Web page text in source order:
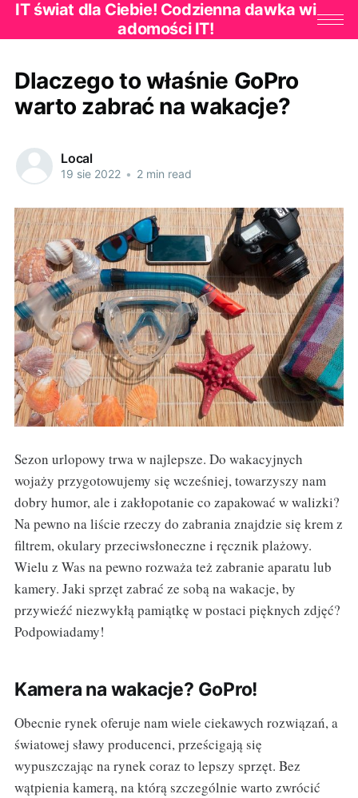
IT świat dla Ciebie! Codzienna dawka wi
adomości IT!
Dlaczego to właśnie GoPro
warto zabrać na wakacje?
Local
19 sie 2022 • 2 min read
Sezon urlopowy trwa w najlepsze. Do wakacyjnych
wojaży przygotowujemy się wcześniej, towarzyszy nam
dobry humor, ale i zakłopotanie co zapakować w walizki?
Na pewno na liście rzeczy do zabrania znajdzie się krem z
filtrem, okulary przeciwsłoneczne i ręcznik plażowy.
Wielu z Was na pewno rozważa też zabranie aparatu lub
kamery. Jaki sprzęt zabrać ze sobą na wakacje, by
przywieźć niezwykłą pamiątkę w postaci pięknych zdjęć?
Podpowiadamy!
Kamera na wakacje? GoPro!
Obecnie rynek oferuje nam wiele ciekawych rozwiązań, a
światowej sławy producenci, prześcigają się
wypuszczając na rynek coraz to lepszy sprzęt. Bez
wątpienia kamerą, na którą szczególnie warto zwrócić